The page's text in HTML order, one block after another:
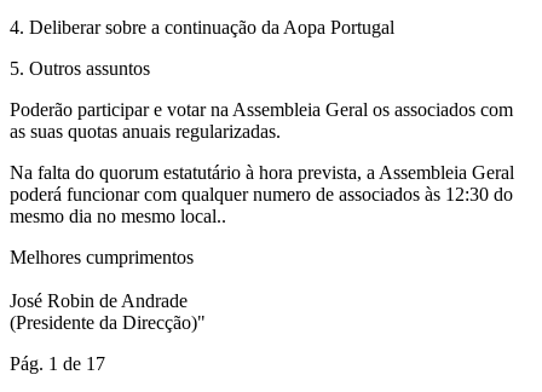
4. Deliberar sobre a continuação da Aopa Portugal
5. Outros assuntos
Poderão participar e votar na Assembleia Geral os associados com
as suas quotas anuais regularizadas.
Na falta do quorum estatutário à hora prevista, a Assembleia Geral
poderá funcionar com qualquer numero de associados às 12:30 do
mesmo dia no mesmo local..
Melhores cumprimentos
José Robin de Andrade
(Presidente da Direcção)"
Pág. 1 de 17